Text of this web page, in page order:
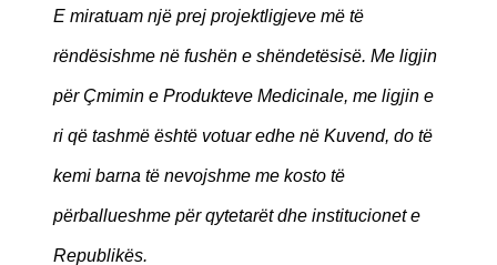
E miratuam një prej projektligjeve më të
rëndësishme në fushën e shëndetësisë. Me ligjin
për Çmimin e Produkteve Medicinale, me ligjin e
ri që tashmë është votuar edhe në Kuvend, do të
kemi barna të nevojshme me kosto të
përballueshme për qytetarët dhe institucionet e
Republikës.